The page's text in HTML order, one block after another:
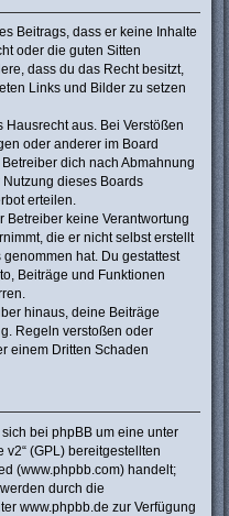
Beitrags, dass er keine Inhalte
oder die guten Sitten
dass du das Recht besitzt,
Links und Bilder zu setzen
Hausrecht aus. Bei Verstößen
oder anderer im Board
dich nach Abmahnung
dieses Boards
erteilen.
Betreiber keine Verantwortung
die er nicht selbst erstellt
hat. Du gestattest
Beiträge und Funktionen
hinaus, deine Beiträge
Regeln verstoßen oder
einem Dritten Schaden
bei phpBB um eine unter
v2“ (GPL) bereitgestellten
(www.phpbb.com) handelt;
durch die
www.phpbb.de zur Verfügung